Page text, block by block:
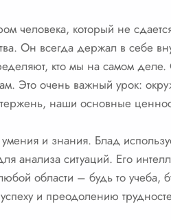
человека, который не
Он всегда держал в себе
кто мы на самом
Это очень важный урок:
наши основные
умения и знания. Блад
анализа ситуаций. Его
области – будь то
и преодолению